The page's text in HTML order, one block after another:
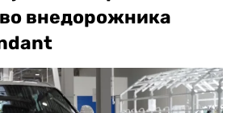
внедорожника